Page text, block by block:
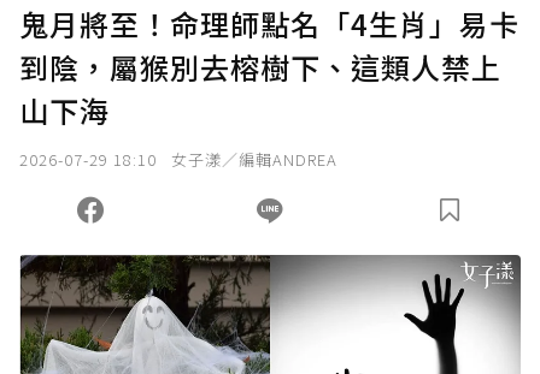
鬼月將至！命理師點名「4生肖」易卡
到陰，屬猴別去榕樹下、這類人禁上
山下海
2026-07-29 18:10 女子漾／編輯ANDREA